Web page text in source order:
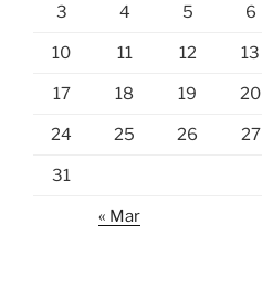
3 4 5 6
10 11 12 13
17 18 19 20
24 25 26 27
31
« Mar